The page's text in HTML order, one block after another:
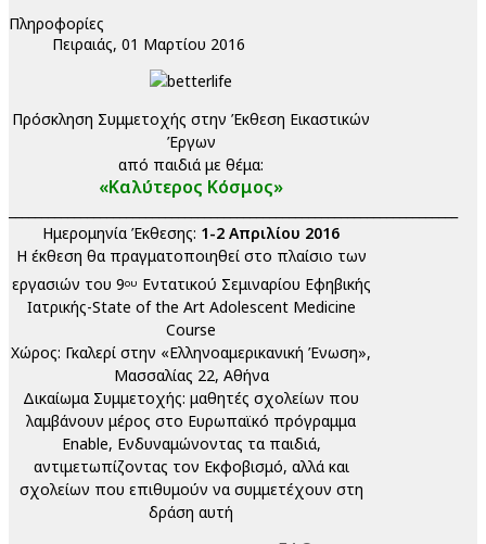
Πληροφορίες
Πειραιάς, 01 Μαρτίου 2016
Πρόσκληση Συμμετοχής στην Έκθεση Εικαστικών
Έργων
από παιδιά με θέμα:
«Καλύτερος Κόσμος»
Ημερομηνία Έκθεσης: 1-2 Απριλίου 2016
Η έκθεση θα πραγματοποιηθεί στο πλαίσιο των
εργασιών του 9ου Εντατικού Σεμιναρίου Εφηβικής
Ιατρικής-State of the Art Adolescent Medicine
Course
Χώρος: Γκαλερί στην «Ελληνοαμερικανική Ένωση»,
Μασσαλίας 22, Αθήνα
Δικαίωμα Συμμετοχής: μαθητές σχολείων που
λαμβάνουν μέρος στο Eυρωπαϊκό πρόγραμμα
Enable, Ενδυναμώνοντας τα παιδιά,
αντιμετωπίζοντας τον Εκφοβισμό, αλλά και
σχολείων που επιθυμούν να συμμετέχουν στη
δράση αυτή